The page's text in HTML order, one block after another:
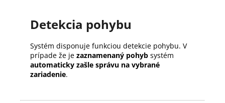
Detekcia pohybu
Systém disponuje funkciou detekcie pohybu. V
prípade že je zaznamenaný pohyb systém
automaticky zašle správu na vybrané
zariadenie.